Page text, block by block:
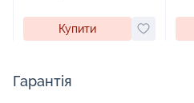
Купити
Гарантія